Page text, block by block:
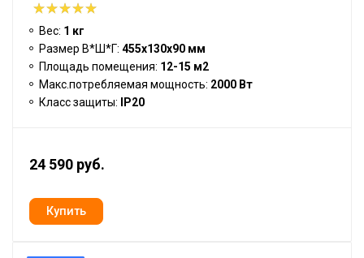
Вес: 1 кг
Размер В*Ш*Г: 455х130х90 мм
Площадь помещения: 12-15 м2
Макс.потребляемая мощность: 2000 Вт
Класс защиты:
IP20
24 590 руб.